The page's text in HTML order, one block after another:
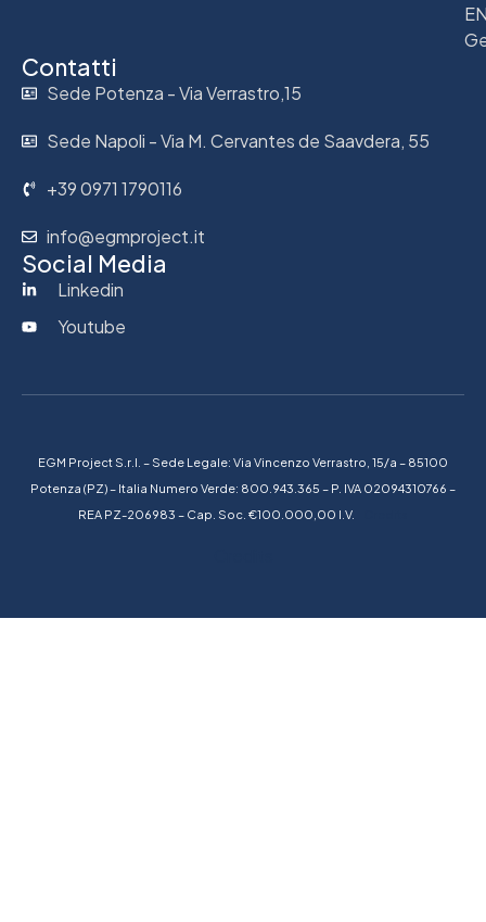
Contatti
Sede Potenza - Via Verrastro,15
Sede Napoli - Via M. Cervantes de Saavdera, 55
+39 0971 1790116
info@egmproject.it
Social Media
Linkedin
Youtube
EGM Project S.r.l. – Sede Legale: Via Vincenzo Verrastro, 15/a – 85100
Potenza (PZ) – Italia Numero Verde: 800.943.365 – P. IVA 02094310766 –
REA PZ-206983 – Cap. Soc. €100.000,00 I.V.